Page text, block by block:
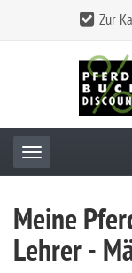
Zur
Toggle navigation
Meine
Lehrer -